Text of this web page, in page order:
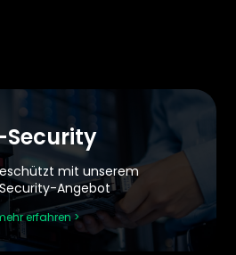
Security
mit unserem
Angebot
erfahren >